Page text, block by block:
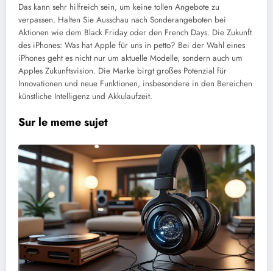
Das kann sehr hilfreich sein, um keine tollen Angebote zu
verpassen. Halten Sie Ausschau nach Sonderangeboten bei
Aktionen wie dem Black Friday oder den French Days. Die Zukunft
des iPhones: Was hat Apple für uns in petto? Bei der Wahl eines
iPhones geht es nicht nur um aktuelle Modelle, sondern auch um
Apples Zukunftsvision. Die Marke birgt großes Potenzial für
Innovationen und neue Funktionen, insbesondere in den Bereichen
künstliche Intelligenz und Akkulaufzeit.
Sur le meme sujet